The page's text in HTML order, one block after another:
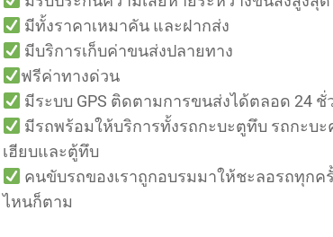
มีทั้งราคาเหมาคัน และฝากส่ง
มีบริการเก็บค่าขนส่งปลายทาง
ฟรีค่าทางด่วน
มีระบบ GPS ติดตามการขนส่งได้ตลอด 24 ชั่
มีรถพร้อมให้บริการทั้งรถกะบะตูทึบ รถกะบะ
เฮียบและตู้ทึบ
คนขับรถของเราถูกอบรมมาให้ชะลอรถทุกค
ไหนก็ตาม